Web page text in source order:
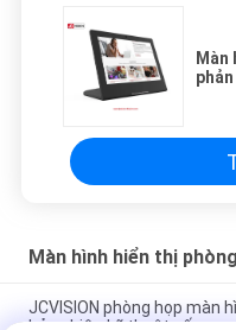
Màn
Màn hình hiển thị
JCVISION phòng họp màn
bảng hiệu kỹ thuật số